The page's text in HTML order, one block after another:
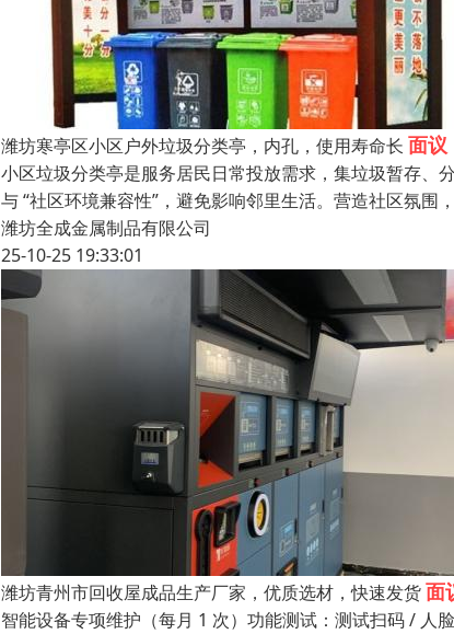
潍坊寒亭区小区户外垃圾分类亭，内孔，使用寿命长 面议
小区垃圾分类亭是服务居民日常投放需求，集垃圾暂存、
与 “社区环境兼容性”，避免影响邻里生活。营造社区氛围
潍坊全成金属制品有限公司
25-10-25 19:33:01
潍坊青州市回收屋成品生产厂家，优质选材，快速发货面
智能设备专项维护（每月 1 次）功能测试：测试扫码 / 人